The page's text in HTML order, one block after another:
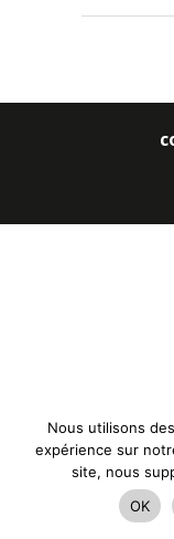
Nous utilisons
expérience sur
site, nous
OK